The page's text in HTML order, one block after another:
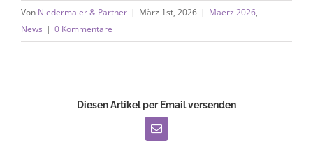
Von Niedermaier & Partner | März 1st, 2026 | Maerz 2026,
News | 0 Kommentare
Diesen Artikel per Email versenden
E-
Mail